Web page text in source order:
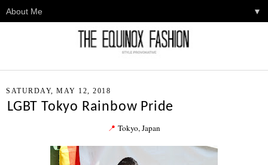
▼
SATURDAY, MAY 12, 2018
LGBT Tokyo Rainbow Pride
📍 Tokyo, Japan